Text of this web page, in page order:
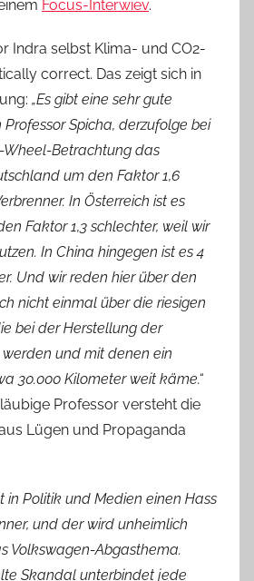
Focus-Interwiev.
Indra selbst Klima- und CO2-
correct. Das zeigt sich in
„Es gibt eine sehr gute
Spicha, derzufolge bei
Wheel-Betrachtung das
um den Faktor 1,6
In Österreich ist es
Faktor 1,3 schlechter, weil wir
In China hingegen ist es 4
Und wir reden hier über den
nicht einmal über die riesigen
bei der Herstellung der
und mit denen ein
30.000 Kilometer weit käme.“
Professor versteht die
Lügen und Propaganda
in Politik und Medien einen Hass
und der wird unheimlich
Volkswagen-Abgasthema.
Skandal unterbindet jede